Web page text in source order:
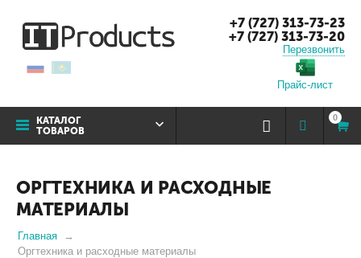
+7 (727) 313-73-23
+7 (727) 313-73-20
Перезвонить
Прайс-лист
КАТАЛОГ
ТОВАРОВ
0
ОРГТЕХНИКА И РАСХОДНЫЕ
МАТЕРИАЛЫ
Главная
Оргтехника и расходные материалы